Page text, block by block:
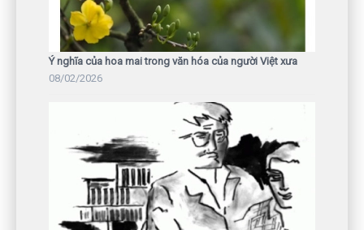
Ý nghĩa của hoa mai trong văn hóa của người Việt xưa
08/02/2026